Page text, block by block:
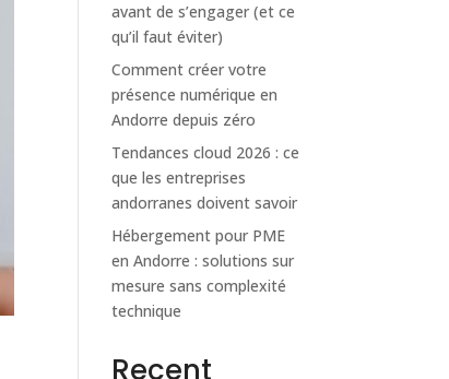
avant de s’engager (et ce
qu’il faut éviter)
Comment créer votre
présence numérique en
Andorre depuis zéro
Tendances cloud 2026 : ce
que les entreprises
andorranes doivent savoir
Hébergement pour PME
en Andorre : solutions sur
mesure sans complexité
technique
Recent